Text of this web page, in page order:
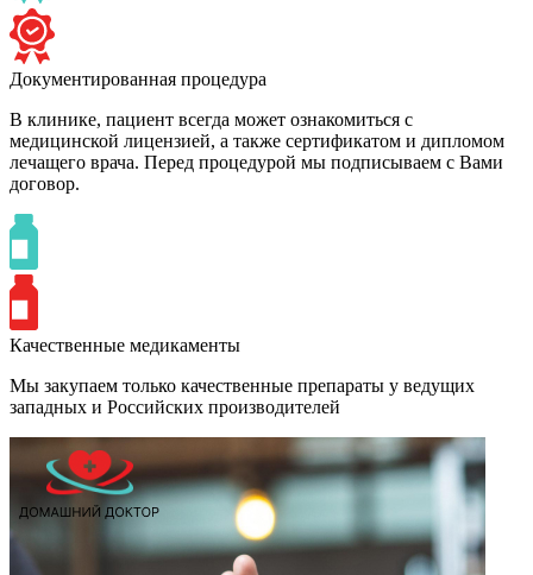
Документированная процедура
В клинике, пациент всегда может ознакомиться с
медицинской лицензией, а также сертификатом и дипломом
лечащего врача. Перед процедурой мы подписываем с Вами
договор.
Качественные медикаменты
Мы закупаем только качественные препараты у ведущих
западных и Российских производителей